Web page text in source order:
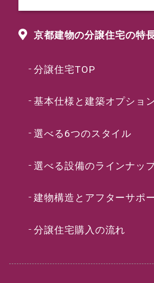
京都建物の分譲住宅の特
分譲住宅TOP
基本仕様と建築オプショ
選べる6つのスタイル
選べる設備のラインナッ
建物構造とアフターサポ
分譲住宅購入の流れ